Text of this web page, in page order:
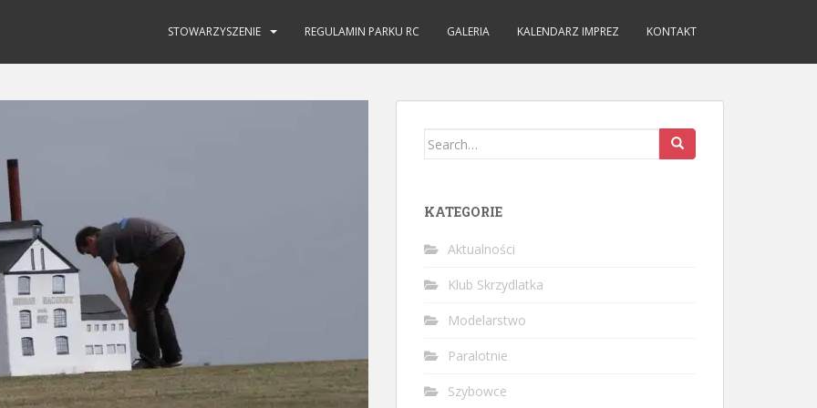
STOWARZYSZENIE REGULAMIN PARKU RC GALERIA KALENDARZ IMPREZ KONTAKT
Search
KATEGORIE
Aktualności
Klub Skrzydlatka
Modelarstwo
Paralotnie
Szybowce